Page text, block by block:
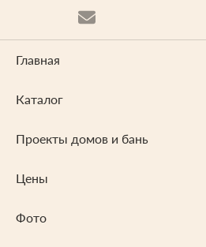
Главная
Каталог
Проекты домов и бань
Цены
Фото